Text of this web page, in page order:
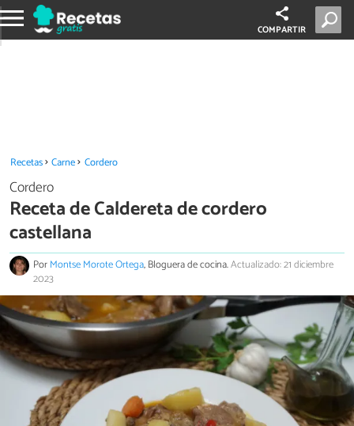
COMPARTIR
Recetas Carne Cordero
Cordero
Receta de Caldereta de cordero
castellana
PorMontse Morote Ortega, Bloguera de cocina.Actualizado: 21 diciembre
2023